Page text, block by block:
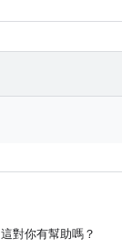
這對你有幫助嗎？